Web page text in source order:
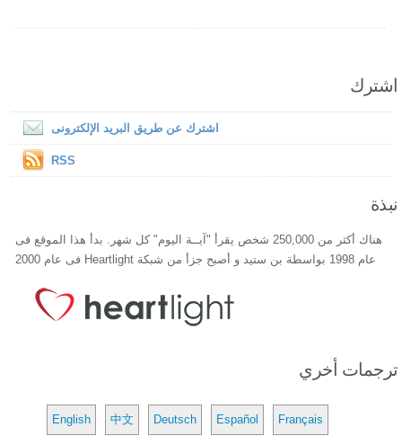
اشترك
اشترك عن طريق البريد الإلكترونى
RSS
نبذة
هناك أكثر من 250,000 شخص يقرأ "آيــة اليوم" كل شهر. بدأ هذا الموقع فى
عام 1998 بواسطة بن ستيد و أصبح جزأ من شبكة Heartlight فى عام 2000
ترجمات أخري
English 中文 Deutsch Español Français